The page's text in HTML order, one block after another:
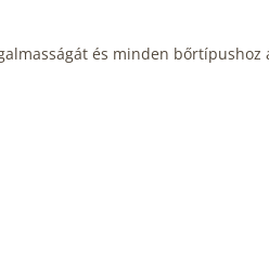
és minden bőrtípushoz